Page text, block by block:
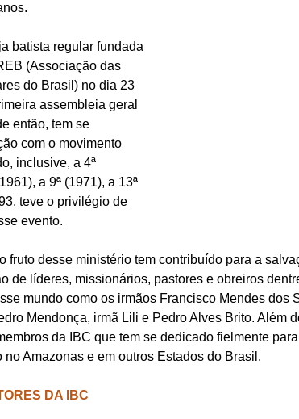
batista regular fundada
(Associação das
do Brasil) no dia 23
assembleia geral
então, tem se
com o movimento
inclusive, a 4ª
a 9ª (1971), a 13ª
teve o privilégio de
evento.
fruto desse ministério tem contribuído para a
de líderes, missionários, pastores e obreiros
mundo como os irmãos Francisco Mendes dos
Mendonça, irmã Lili e Pedro Alves Brito. Além
da IBC que tem se dedicado fielmente
Amazonas e em outros Estados do Brasil.
DA IBC